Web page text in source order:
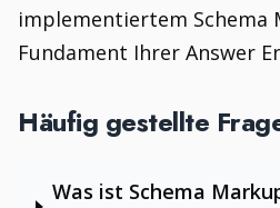
implementiertem Schema
Fundament Ihrer Answer
Häufig gestellte
Was ist Schema